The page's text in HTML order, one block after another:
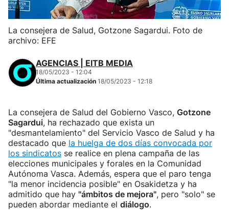
La consejera de Salud, Gotzone Sagardui. Foto de
archivo: EFE
AGENCIAS | EITB MEDIA
18/05/2023 - 12:04
Última actualización 18/05/2023 - 12:18
La consejera de Salud del Gobierno Vasco, Gotzone
Sagardui, ha rechazado que exista un
"desmantelamiento" del Servicio Vasco de Salud y ha
destacado que la huelga de dos días convocada por
los sindicatos se realice en plena campaña de las
elecciones municipales y forales en la Comunidad
Autónoma Vasca. Además, espera que el paro tenga
"la menor incidencia posible" en Osakidetza y ha
admitido que hay "ámbitos de mejora", pero "solo" se
pueden abordar mediante el diálogo.